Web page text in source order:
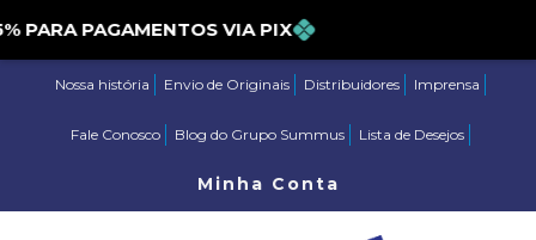
PAGAMENTOS VIA PIX
Nossa história Envio de Originais Distribuidores Imprensa
Fale Conosco Blog do Grupo Summus Lista de Desejos
Minha Conta